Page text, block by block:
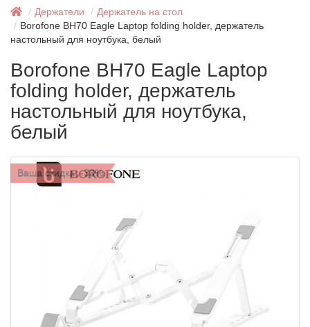
Держатели
Держатель на стол
Borofone BH70 Eagle Laptop folding holder, держатель
настольный для ноутбука, белый
Borofone BH70 Eagle Laptop
folding holder, держатель
настольный для ноутбука,
белый
Ваша скидка: -33%